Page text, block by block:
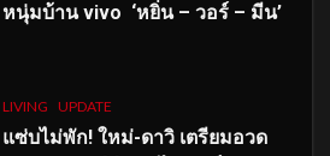
หนุ่มบ้าน vivo ‘หยิ่น – วอร์ – มีน’
LIVING UPDATE
แซ่บไม่พัก! ใหม่-ดาวิ เตรียมอวด